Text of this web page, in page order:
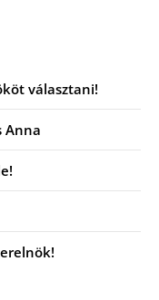
választani!
Anna